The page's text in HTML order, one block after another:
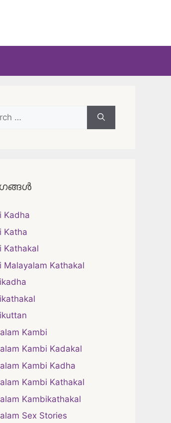
Kadha
Katha
Kathakal
Malayalam Kathakal
Kambi
Kambi Kadakal
Kambi Kadha
Kambi Kathakal
Kambikathakal
Sex Stories